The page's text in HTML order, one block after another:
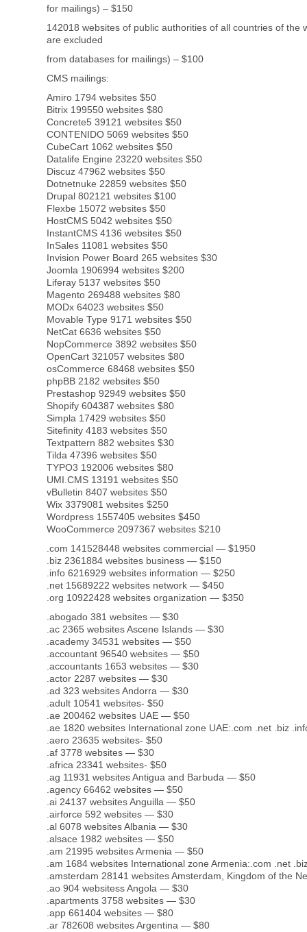
for mailings) – $150
142018 websites of public authorities of all countries of the
are excluded
from databases for mailings) – $100
CMS mailings:
Amiro 1794 websites $50
Bitrix 199550 websites $80
Concrete5 39121 websites $50
CONTENIDO 5069 websites $50
CubeCart 1062 websites $50
Datalife Engine 23220 websites $50
Discuz 47962 websites $50
Dotnetnuke 22859 websites $50
Drupal 802121 websites $100
Flexbe 15072 websites $50
HostCMS 5042 websites $50
InstantCMS 4136 websites $50
InSales 11081 websites $50
Invision Power Board 265 websites $30
Joomla 1906994 websites $200
Liferay 5137 websites $50
Magento 269488 websites $80
MODx 64023 websites $50
Movable Type 9171 websites $50
NetCat 6636 websites $50
NopCommerce 3892 websites $50
OpenCart 321057 websites $80
osCommerce 68468 websites $50
phpBB 2182 websites $50
Prestashop 92949 websites $50
Shopify 604387 websites $80
Simpla 17429 websites $50
Sitefinity 4183 websites $50
Textpattern 882 websites $30
Tilda 47396 websites $50
TYPO3 192006 websites $80
UMI.CMS 13191 websites $50
vBulletin 8407 websites $50
Wix 3379081 websites $250
Wordpress 1557405 websites $450
WooCommerce 2097367 websites $210
.com 141528448 websites commercial — $1950
.biz 2361884 websites business — $150
.info 6216929 websites information — $250
.net 15689222 websites network — $450
.org 10922428 websites organization — $350
.abogado 381 websites — $30
.ac 2365 websites Ascene Islands — $30
.academy 34531 websites — $50
.accountant 96540 websites — $50
.accountants 1653 websites — $30
.actor 2287 websites — $30
.ad 323 websites Andorra — $30
.adult 10541 websites- $50
.ae 200462 websites UAE — $50
.ae 1820 websites International zone UAE:.com .net .biz
.aero 23635 websites- $50
.af 3778 websites — $30
.africa 23341 websites- $50
.ag 11931 websites Antigua and Barbuda — $50
.agency 66462 websites — $50
.ai 24137 websites Anguilla — $50
.airforce 592 websites — $30
.al 6078 websites Albania — $30
.alsace 1982 websites — $50
.am 21995 websites Armenia — $50
.am 1684 websites International zone Armenia:.com .net
.amsterdam 28141 websites Amsterdam, Kingdom of the
.ao 904 websitess Angola — $30
.apartments 3758 websites — $30
.app 661404 websites — $80
.ar 782608 websites Argentina — $80